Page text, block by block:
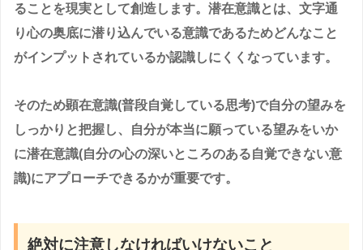
ることを現実として創造します。潜在意識とは、文字通
り心の奥底に潜り込んでいる意識であるためどんなこと
がインプットされているか認識しにくくなっています。
そのため顕在意識(普段自覚している思考)で自分の望みを
しっかりと把握し、自分が本当に願っている望みをいか
に潜在意識(自分の心の深いところのある自覚できない意
識)にアプローチできるかが重要です。
絶対に注意しなければいけないこと